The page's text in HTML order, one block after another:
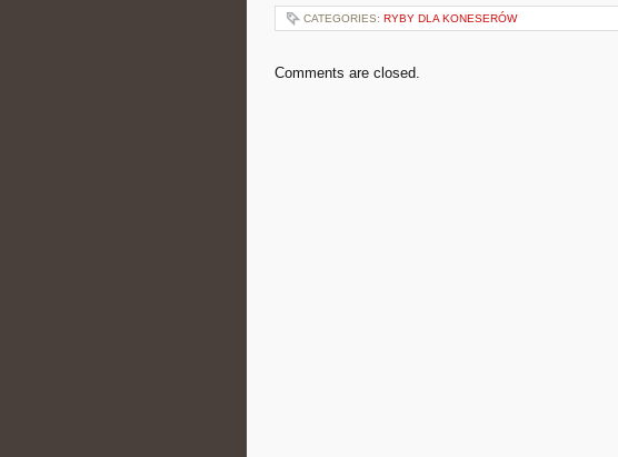
CATEGORIES: RYBY DLA KONESERÓW
Comments are closed.